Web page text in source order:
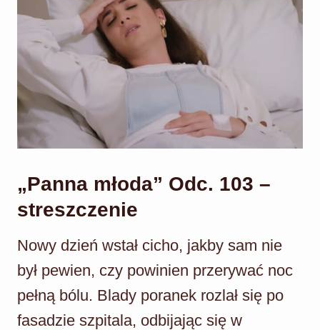
„Panna młoda” Odc. 103 –
streszczenie
Nowy dzień wstał cicho, jakby sam nie
był pewien, czy powinien przerywać noc
pełną bólu. Blady poranek rozlał się po
fasadzie szpitala, odbijając się w